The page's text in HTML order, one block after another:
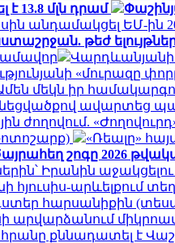
13.8 մլն դրամ
անդամակցել ԵՄ-ին
թեժ
Վարդևանյանի
«մուրազը
մեկն իր
ավարտեց
ժողովում.
«Ռեալը»
շոգը 2026
Իրանին
հյուսիս-արևելքում
հարսանիքին
արվարձանում
քննադատել է